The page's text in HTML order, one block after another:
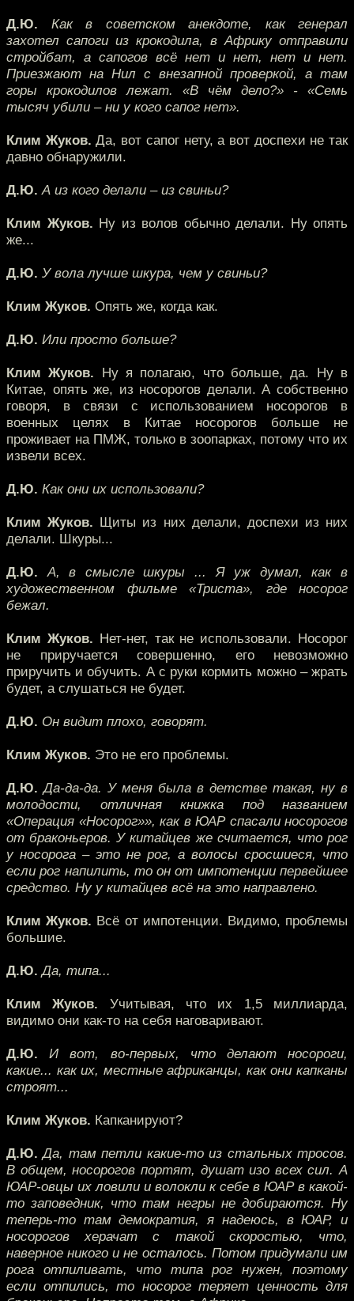
Д.Ю. Как в советском анекдоте, как генерал
захотел сапоги из крокодила, в Африку отправили
стройбат, а сапогов всё нет и нет, нет и нет.
Приезжают на Нил с внезапной проверкой, а там
горы крокодилов лежат. «В чём дело?» - «Семь
тысяч убили – ни у кого сапог нет».
Клим Жуков. Да, вот сапог нету, а вот доспехи не так
давно обнаружили.
Д.Ю. А из кого делали – из свиньи?
Клим Жуков. Ну из волов обычно делали. Ну опять
же...
Д.Ю. У вола лучше шкура, чем у свиньи?
Клим Жуков. Опять же, когда как.
Д.Ю. Или просто больше?
Клим Жуков. Ну я полагаю, что больше, да. Ну в
Китае, опять же, из носорогов делали. А собственно
говоря, в связи с использованием носорогов в
военных целях в Китае носорогов больше не
проживает на ПМЖ, только в зоопарках, потому что их
извели всех.
Д.Ю. Как они их использовали?
Клим Жуков. Щиты из них делали, доспехи из них
делали. Шкуры...
Д.Ю. А, в смысле шкуры ... Я уж думал, как в
художественном фильме «Триста», где носорог
бежал.
Клим Жуков. Нет-нет, так не использовали. Носорог
не приручается совершенно, его невозможно
приручить и обучить. А с руки кормить можно – жрать
будет, а слушаться не будет.
Д.Ю. Он видит плохо, говорят.
Клим Жуков. Это не его проблемы.
Д.Ю. Да-да-да. У меня была в детстве такая, ну в
молодости, отличная книжка под названием
«Операция «Носорог»», как в ЮАР спасали носорогов
от браконьеров. У китайцев же считается, что рог
у носорога – это не рог, а волосы сросшиеся, что
если рог напилить, то он от импотенции первейшее
средство. Ну у китайцев всё на это направлено.
Клим Жуков. Всё от импотенции. Видимо, проблемы
большие.
Д.Ю. Да, типа...
Клим Жуков. Учитывая, что их 1,5 миллиарда,
видимо они как-то на себя наговаривают.
Д.Ю. И вот, во-первых, что делают носороги,
какие... как их, местные африканцы, как они капканы
строят...
Клим Жуков. Капканируют?
Д.Ю. Да, там петли какие-то из стальных тросов.
В общем, носорогов портят, душат изо всех сил. А
ЮАР-овцы их ловили и волокли к себе в ЮАР в какой-
то заповедник, что там негры не добираются. Ну
теперь-то там демократия, я надеюсь, в ЮАР, и
носорогов херачат с такой скоростью, что,
наверное никого и не осталось. Потом придумали им
рога отпиливать, что типа рог нужен, поэтому
если отпились, то носорог теряет ценность для